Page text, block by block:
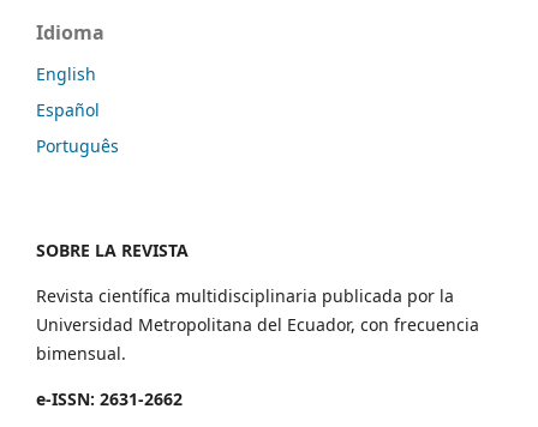
Idioma
English
Español
Português
SOBRE LA REVISTA
Revista científica multidisciplinaria publicada por la
Universidad Metropolitana del Ecuador, con frecuencia
bimensual.
e-ISSN: 2631-2662